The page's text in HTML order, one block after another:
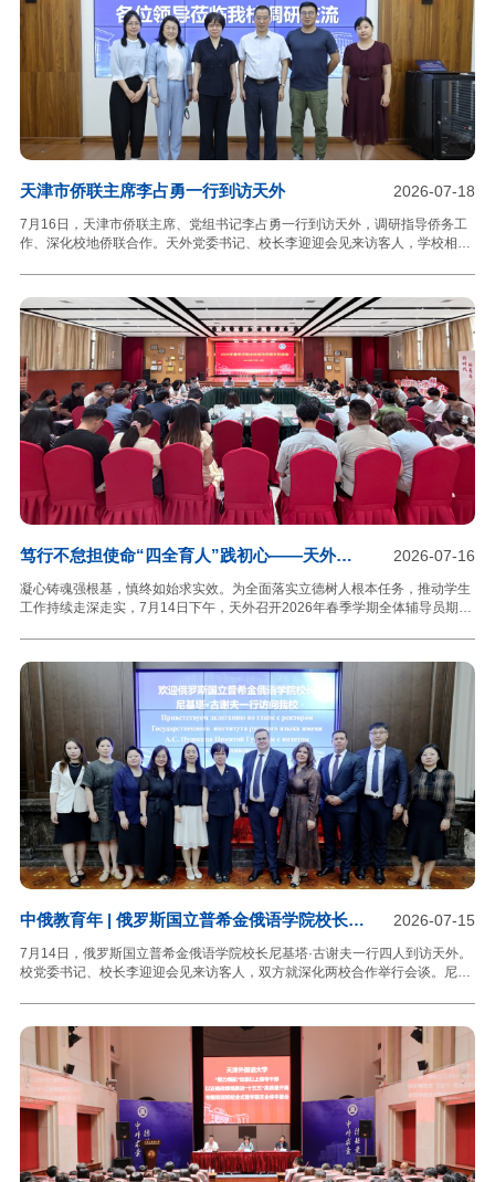
与天津外国语大学宣传片，全面展示了两校的办学历史、办学特
2026-07-18
天津市侨联主席李占勇一行到访天外
7月16日，天津市侨联主席、党组书记李占勇一行到访天外，调研指导侨务工
作、深化校地侨联合作。天外党委书记、校长李迎迎会见来访客人，学校相关
肯定。他表示，天外依托独特的外语办学优势，在链接海内外资源、开展涉外
交流、传播中华文化、培育涉外侨界人才等方面亮点突出、成效显著，为天津
市侨的事业创新发展提供了有力支撑。市侨联将充分发挥平台资源优势，持续
对接学校发展需求，在服务经济发展、拓展海外联谊、弘扬中华文化、积极参
政议政、依法维护侨益、参与社会建设等方面深化合作，依托天外专业特色搭
建更多交流实践平台，助力学校侨的工作提质增效，团结凝聚
2026-07-16
笃行不怠担使命“四全育人”践初心——天外召
凝心铸魂强根基，慎终如始求实效。为全面落实立德树人根本任务，推动学生
工作持续走深走实，7月14日下午，天外召开2026年春季学期全体辅导员期末
全体辅导员本学期的辛苦付出表示感谢，充分肯定了学工队伍在各领域取得的
成绩。他要求大家结合工作实际思考辅导员的初心使命，并以“三个关键”及“八
项任务”为关键词对假期及开学各项工作进行总结和梳理，强调要立足暑期、统
筹谋划、抓好落实。第一个关键是筑牢安全底线，密切关注气象预警，增强学
生防范意识；第二个关键是加强动态分析，做到底
2026-07-15
中俄教育年 | 俄罗斯国立普希金俄语学院校长一
7月14日，俄罗斯国立普希金俄语学院校长尼基塔·古谢夫一行四人到访天外。
校党委书记、校长李迎迎会见来访客人，双方就深化两校合作举行会谈。尼基
天津外国语大学在深化中俄教育交流合作进程中承担的关键作用，希望双方依
托第十六届世界俄语大会筹备工作联合开展系列学术研讨活动，共同攻关人工
智能赋能俄语教学相关课题，同时诚挚邀请天外师生出席普希金俄语学院建校
60周年庆祝活动。李迎迎对尼基塔·古谢夫一行的到访表示热烈欢迎，介绍了
天外的学科建设成效与对俄交流合作布局。她指出，两